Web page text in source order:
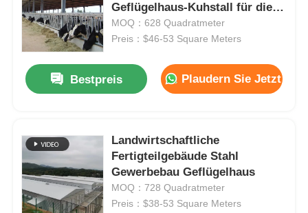
Geflügelhaus-Kuhstall für die
kommerzielle Landwirtschaft
MOQ：628 Quadratmeter
Preis：$46-53 Square Meters
Bestpreis Plaudern Sie Jetzt
Landwirtschaftliche
Fertigteilgebäude Stahl
Gewerbebau Geflügelhaus
MOQ：728 Quadratmeter
Preis：$38-53 Square Meters